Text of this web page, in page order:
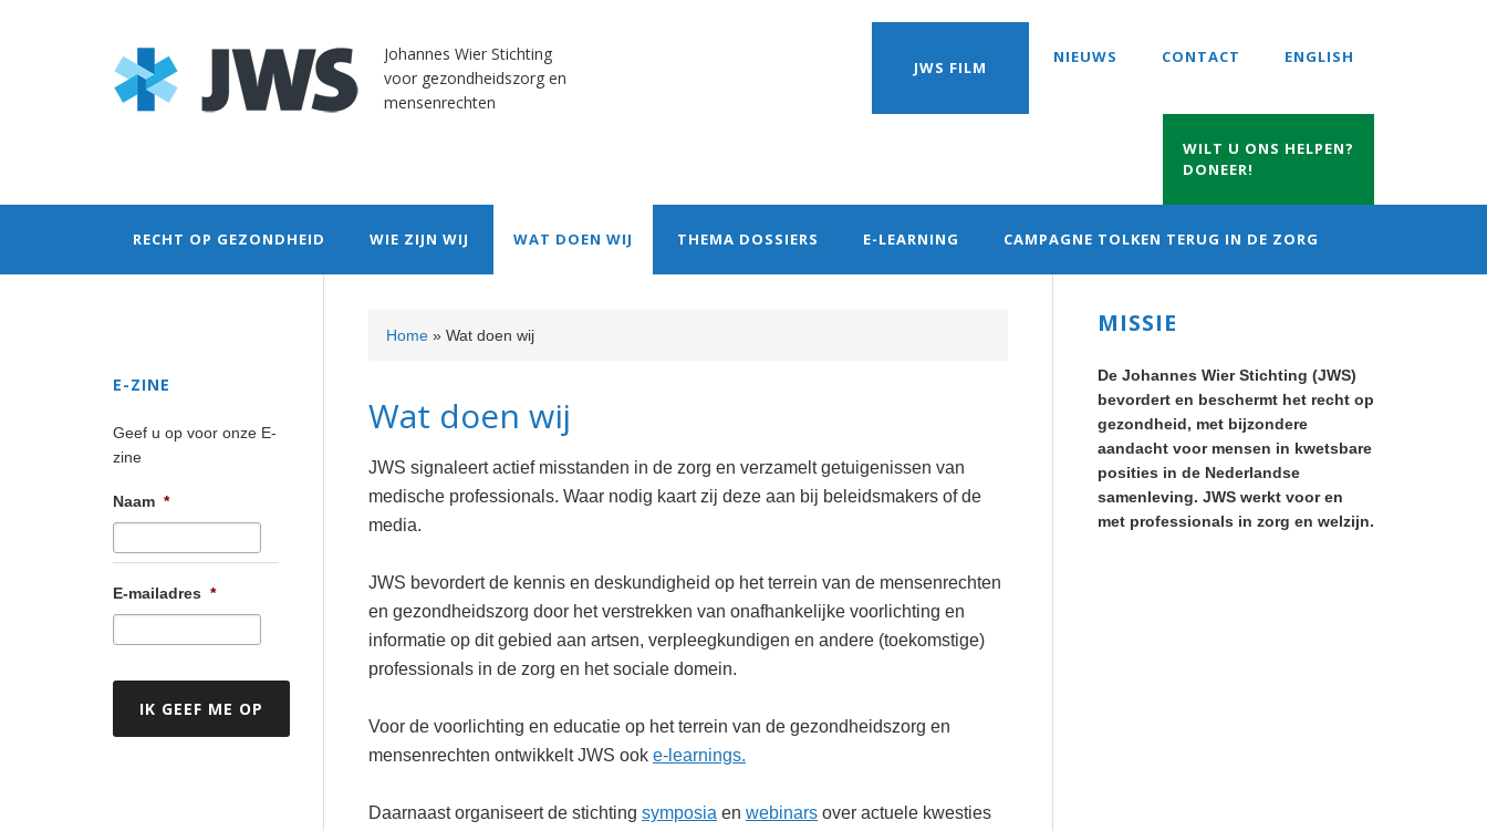
Johannes Wier Stichting
voor gezondheidszorg en
mensenrechten
JWS FILM
NIEUWS CONTACT ENGLISH
WILT U ONS HELPEN?
DONEER!
RECHT OP GEZONDHEID WIE ZIJN WIJ WAT DOEN WIJ THEMA DOSSIERS E-LEARNING CAMPAGNE TOLKEN TERUG IN DE ZORG
Home » Wat doen wij
Wat doen wij
JWS signaleert actief misstanden in de zorg en verzamelt getuigenissen van
medische professionals. Waar nodig kaart zij deze aan bij beleidsmakers of de
media.
JWS bevordert de kennis en deskundigheid op het terrein van de mensenrechten
en gezondheidszorg door het verstrekken van onafhankelijke voorlichting en
informatie op dit gebied aan artsen, verpleegkundigen en andere (toekomstige)
professionals in de zorg en het sociale domein.
Voor de voorlichting en educatie op het terrein van de gezondheidszorg en
mensenrechten ontwikkelt JWS ook e-learnings.
Daarnaast organiseert de stichting symposia en webinars over actuele kwesties
Primary
MISSIE
De Johannes Wier Stichting (JWS)
bevordert en beschermt het recht op
gezondheid, met bijzondere
aandacht voor mensen in kwetsbare
posities in de Nederlandse
samenleving. JWS werkt voor en
met professionals in zorg en welzijn.
E-ZINE
Geef u op voor onze E-
zine
Naam *
E-mailadres *